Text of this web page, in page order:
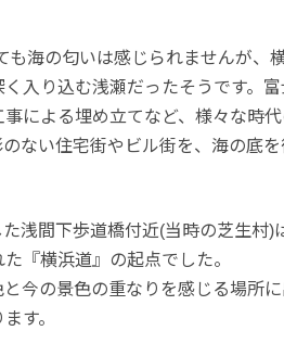
も海の匂いは感じられませんが、
く入り込む浅瀬だったそうです。
による埋め立てなど、様々な時
ない住宅街やビル街を、海の底
浅間下歩道橋付近(当時の芝生村)
『横浜道』の起点でした。
今の景色の重なりを感じる場所
す。